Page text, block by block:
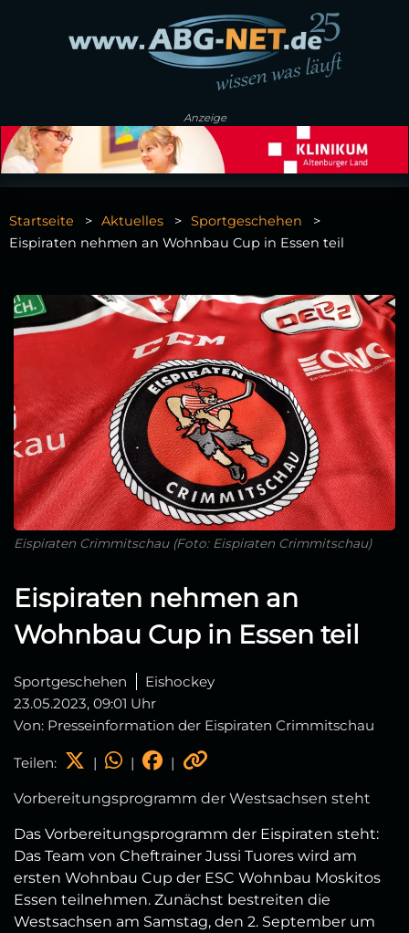
Anzeige
Startseite Aktuelles
Sportgeschehen
Eispiraten nehmen an Wohnbau Cup in Essen teil
Eispiraten Crimmitschau (Foto: Eispiraten Crimmitschau)
Eispiraten nehmen an
Wohnbau Cup in Essen teil
Sportgeschehen
Eishockey
23.05.2023, 09:01 Uhr
Von: Presseinformation der Eispiraten Crimmitschau
Teilen: | | |
Vorbereitungsprogramm der Westsachsen steht
Das Vorbereitungsprogramm der Eispiraten steht:
Das Team von Cheftrainer Jussi Tuores wird am
ersten Wohnbau Cup der ESC Wohnbau Moskitos
Essen teilnehmen. Zunächst bestreiten die
Westsachsen am Samstag, den 2. September um